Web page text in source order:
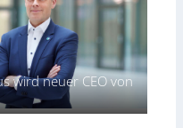
wird neuer CEO von